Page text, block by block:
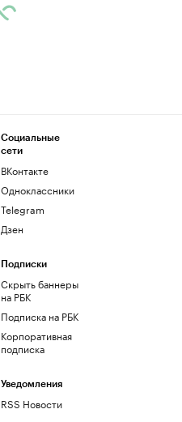
Социальные
сети
ВКонтакте
Одноклассники
Telegram
Дзен
Подписки
Скрыть баннеры
на РБК
Подписка на РБК
Корпоративная
подписка
Уведомления
RSS Новости